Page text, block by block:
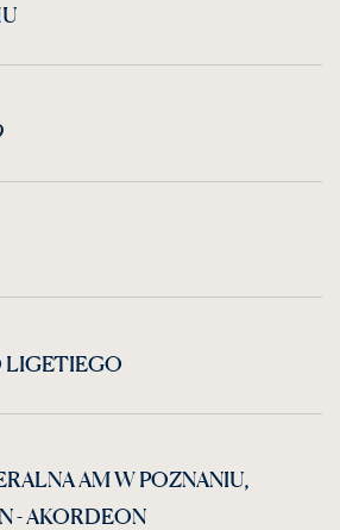
LIGETIEGO
AM W POZNANIU,
- AKORDEON